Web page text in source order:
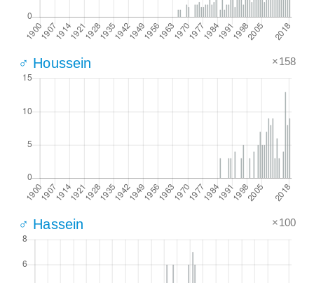
♂ Houssein ×158
♂ Hassein ×100